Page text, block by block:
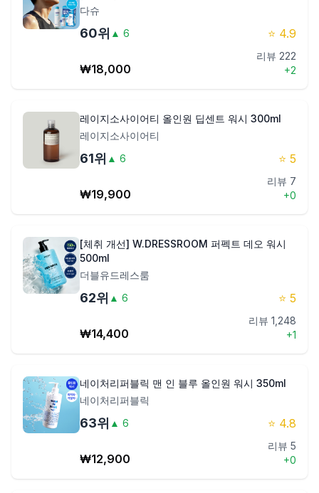
다슈
60위 ▲ 6 ⭐ 4.9
₩18,000
리뷰 222
+2
레이지소사이어티 올인원 딥센트 워시 300ml
레이지소사이어티
61위 ▲ 6 ⭐ 5
₩19,900
리뷰 7
+0
[체취 개선] W.DRESSROOM 퍼펙트 데오 워시
500ml
더블유드레스룸
62위 ▲ 6 ⭐ 5
₩14,400
리뷰 1,248
+1
네이처리퍼블릭 맨 인 블루 올인원 워시 350ml
네이처리퍼블릭
63위 ▲ 6 ⭐ 4.8
₩12,900
리뷰 5
+0